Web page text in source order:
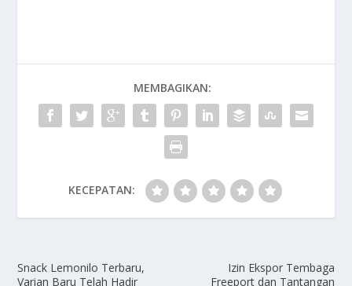
MEMBAGIKAN:
KECEPATAN:
Snack Lemonilo Terbaru,
Varian Baru Telah Hadir
Izin Ekspor Tembaga
Freeport dan Tantangan